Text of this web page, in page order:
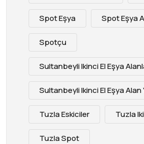
Spot Eşya Spot Eşya
Spotçu
Sultanbeyli Ikinci El Eşya
Sultanbeyli Ikinci El Eşya Alan
Tuzla Eskiciler Tuzla
Tuzla Spot